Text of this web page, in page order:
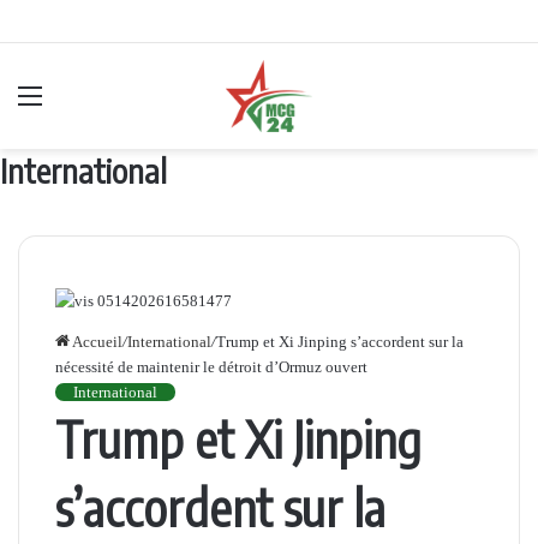
International
Accueil/International/Trump et Xi Jinping s’accordent sur la
nécessité de maintenir le détroit d’Ormuz ouvert
International
Trump et Xi Jinping
s’accordent sur la